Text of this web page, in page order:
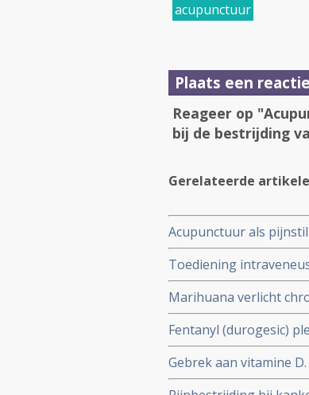
acupunctuur
Plaats een
Reageer op
bij de bestrijding
Gerelateerde
Acupunctuur als
kanker
Toediening
dan morfine en/of
Marihuana verlicht
Fentanyl (durogesic)
langere termijn
kankerpatiënten
Gebrek aan vitamine